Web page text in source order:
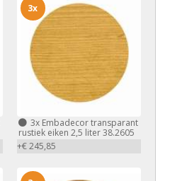
3xEmbadecor transparant
rustiek eiken 2,5 liter 38.2605
+€ 245,85
3x